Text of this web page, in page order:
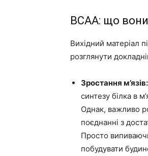
BCAA: що
Вихідний матеріал
розглянути
Зростання м’язів:
синтезу білка в
Однак, важливо
поєднанні з
Просто
побудувати